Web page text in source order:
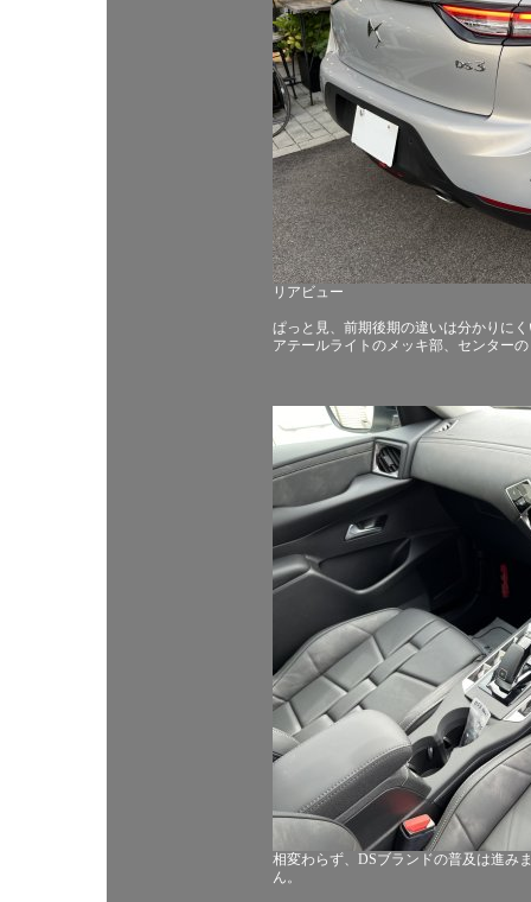
リアビュー
ぱっと見、前期後期の違いは分かりに
アテールライトのメッキ部、センター
相変わらず、DSブランドの普及は進み
ん。